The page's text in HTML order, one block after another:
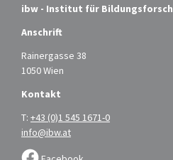
ibw - Institut für
Anschrift
Rainergasse 38
1050 Wien
Kontakt
T: +43 (0)1 545 1671-0
info@ibw.at